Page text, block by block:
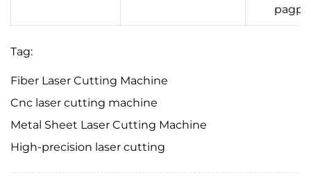
Tag:
Fiber Laser Cutting Machine
Cnc laser cutting machine
Metal Sheet Laser Cutting Machine
High-precision laser cutting